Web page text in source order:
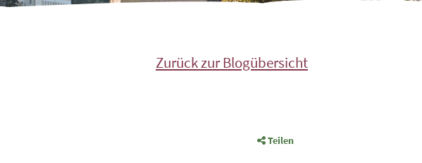
Zurück zur Blogübersicht
Teilen